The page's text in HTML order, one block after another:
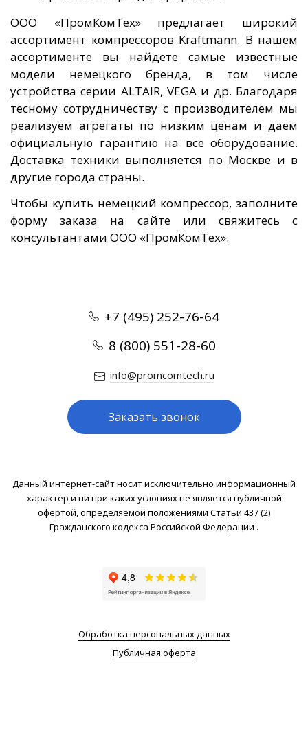
ООО «ПромКомТех» предлагает широкий
ассортимент компрессоров Kraftmann. В нашем
ассортименте вы найдете самые известные
модели немецкого бренда, в том числе
устройства серии ALTAIR, VEGA и др. Благодаря
тесному сотрудничеству с производителем мы
реализуем агрегаты по низким ценам и даем
официальную гарантию на все оборудование.
Доставка техники выполняется по Москве и в
другие города страны.
Чтобы купить немецкий компрессор, заполните
форму заказа на сайте или свяжитесь с
консультантами ООО «ПромКомТех».
+7 (495) 252-76-64
8 (800) 551-28-60
info@promcomtech.ru
Заказать звонок
Данный интернет-сайт носит исключительно информационный
характер и ни при каких условиях не является публичной
офертой, определяемой положениями Статьи 437 (2)
Гражданского кодекса Российской Федерации .
Обработка персональных данных
Публичная оферта